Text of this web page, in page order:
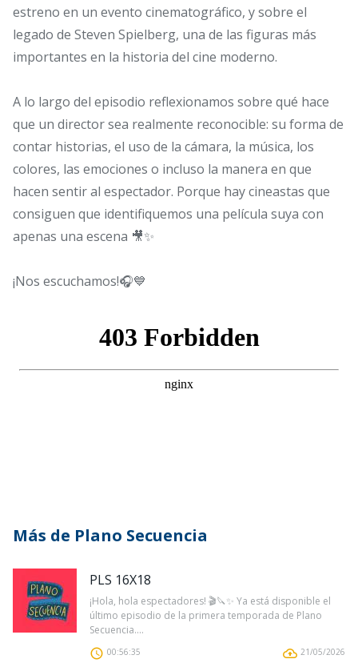
estreno en un evento cinematográfico, y sobre el
legado de Steven Spielberg, una de las figuras más
importantes en la historia del cine moderno.
A lo largo del episodio reflexionamos sobre qué hace
que un director sea realmente reconocible: su forma de
contar historias, el uso de la cámara, la música, los
colores, las emociones o incluso la manera en que
hacen sentir al espectador. Porque hay cineastas que
consiguen que identifiquemos una película suya con
apenas una escena 🎥✨
¡Nos escuchamos!🎧💙
Más de Plano Secuencia
PLS 16X18
¡Hola, hola espectadores! 🎬🔪✨ Ya está disponible el
último episodio de la primera temporada de Plano
Secuencia....
00:56:35 21/05/2026